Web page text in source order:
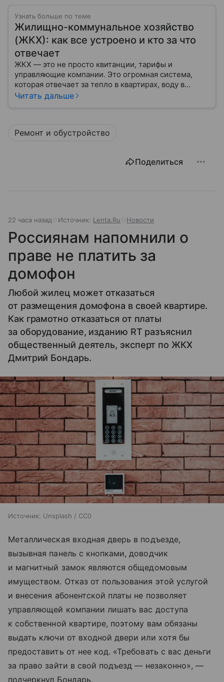
Узнать больше по теме
Жилищно-коммунальное хозяйство
(ЖКХ): как все устроено и кто за что
отвечает
ЖКХ — это не просто квитанции, тарифы и
управляющие компании. Это огромная система,
которая отвечает за тепло в квартирах, воду в
кране, освещение улиц и чистоту во дворах.
Читать дальше
Ремонт и обустройство
Поделиться
22 часа назад Источник: Lenta.Ru Новости
Россиянам напомнили о
праве не платить за
домофон
Любой жилец может отказаться
от размещения домофона в своей квартире.
Как грамотно отказаться от платы
за оборудование, изданию RT разъяснил
общественный деятель, эксперт по ЖКХ
Дмитрий Бондарь.
Источник: Unsplash / CC0
Металлическая входная дверь в подъезде,
вызывная панель с кнопками, доводчик
и магнитный замок являются общедомовым
имуществом. Отказ от пользования этой услугой
и внесения абонентской платы не позволяет
управляющей компании лишать вас доступа
к собственной квартире, поэтому вам обязаны
выдать ключи от входной двери или хотя бы
предоставить от нее код. «Требовать с вас деньги
за право зайти в свой подъезд — незаконно», —
подчеркнул Бондарь.